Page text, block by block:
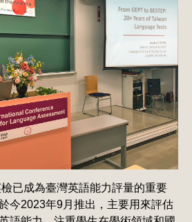
已成為臺灣英語能力評量的重要
今2023年9月推出，主要用來評估